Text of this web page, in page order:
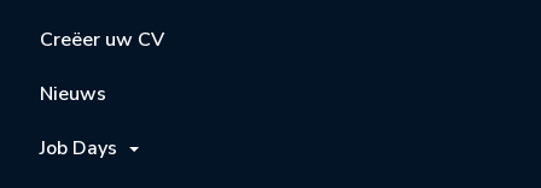
Creëer uw CV
Nieuws
Job Days